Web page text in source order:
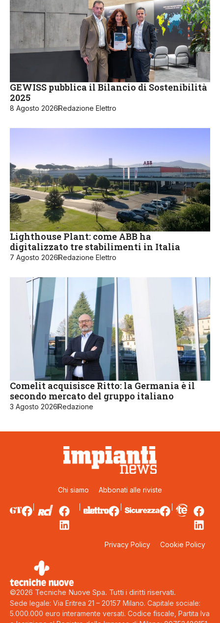
GEWISS pubblica il Bilancio di Sostenibilità
2025
8 Agosto 2026Redazione Elettro
Lighthouse Plant: come ABB ha
digitalizzato tre stabilimenti in Italia
7 Agosto 2026Redazione Elettro
Comelit acquisisce Ritto: la Germania è il
secondo mercato del gruppo italiano
3 Agosto 2026Redazione
Chi siamo Abbonati alle riviste
Privacy Policy Cookie Policy
©2026 Tecniche Nuove Spa. Tutti i diritti riservati.
Sede legale: Via Eritrea 21 – 20157 Milano. Capitale sociale:
5.000.000 euro interamente versati. Codice fiscale, Partita Iva